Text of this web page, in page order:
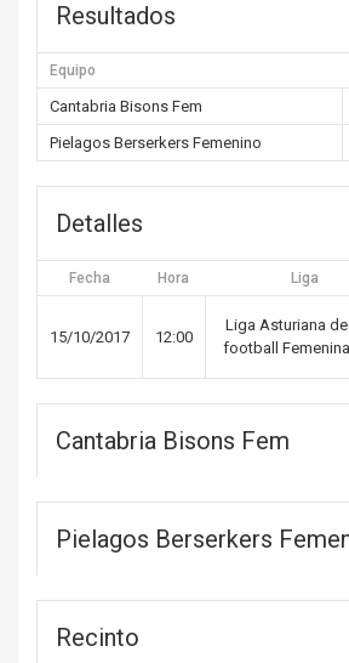
Resultados
Equipo
Cantabria Bisons Fem
Pielagos Berserkers Femenino
Detalles
Fecha Hora Liga
15/10/2017 12:00
Liga Asturiana
football
Cantabria Bisons Fem
Pielagos Berserkers
Recinto